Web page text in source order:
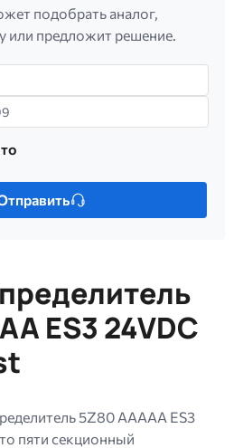
подобрать аналог,
или предложит решение.
ES3 24VDC
5Z80 AAAAA ES3
пяти секционный